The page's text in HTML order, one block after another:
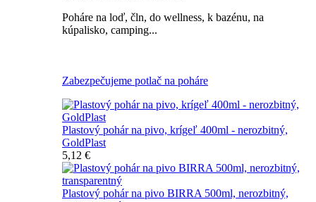
Poháre na loď, čln, do wellness, k bazénu, na
kúpalisko, camping...
Zabezpečujeme potlač na poháre
Plastový pohár na pivo, krígeľ 400ml - nerozbitný,
GoldPlast
5,12 €
Plastový pohár na pivo BIRRA 500ml, nerozbitný,